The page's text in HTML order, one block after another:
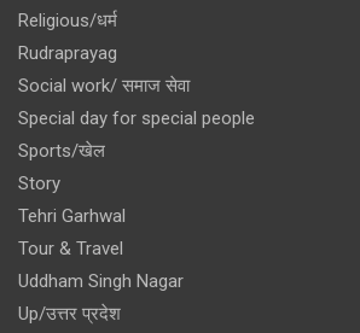
Religious/धर्म
Rudraprayag
Social work/ समाज सेवा
Special day for special people
Sports/खेल
Story
Tehri Garhwal
Tour & Travel
Uddham Singh Nagar
Up/उत्तर प्रदेश